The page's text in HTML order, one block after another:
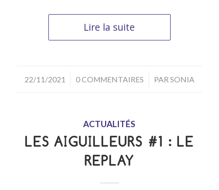
Lire la suite
22/11/2021
/ 0 COMMENTAIRES
/ PAR SONIA
ACTUALITÉS
LES AIGUILLEURS #1 : LE
REPLAY